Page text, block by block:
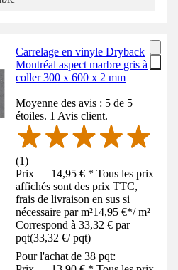
Carrelage en vinyle Dryback
Montréal aspect marbre gris à
coller 300 x 600 x 2 mm
Moyenne des avis : 5 de 5
étoiles. 1 Avis client.
(1)
Prix — 14,95 € * Tous les prix
affichés sont des prix TTC,
frais de livraison en sus si
nécessaire par m²14,95 €*/ m²
Correspond à 33,32 € par
pqt(33,32 €/ pqt)
Pour l'achat de 38 pqt: